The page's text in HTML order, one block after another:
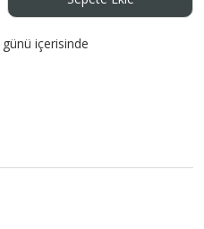
günü içerisinde